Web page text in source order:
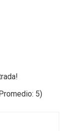
Promedio: 5)